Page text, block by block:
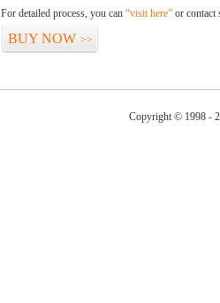
For detailed process, you can “visit here” or contact
BUY NOW >>
Copyright © 1998 -